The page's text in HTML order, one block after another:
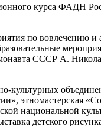
курса ФАДН
по вовлечению
СССР А.
культурных
этномастерская
национальной
детского